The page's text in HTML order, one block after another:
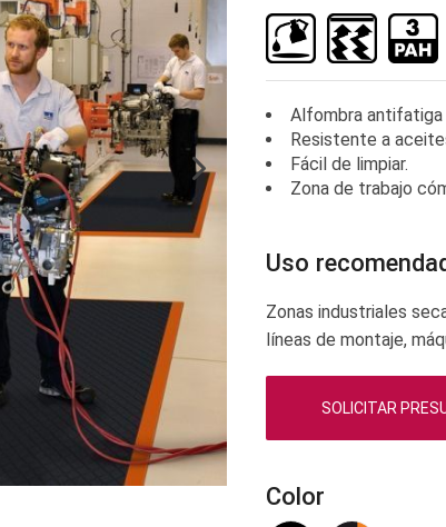
Alfombra antifatiga
Resistente a
Fácil de limpiar.
Zona de trabajo
Uso
Zonas industriales
líneas de montaje,
SOLICITAR
Color